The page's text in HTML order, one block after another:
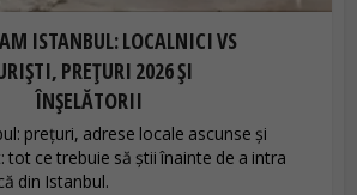
ISTANBUL: LOCALNICI VS
PREȚURI 2026 ȘI
ÎNȘELĂTORII
prețuri, adrese locale ascunse și
tot ce trebuie să știi înainte de a intra
din Istanbul.